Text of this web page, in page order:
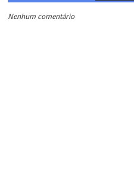
Nenhum comentário